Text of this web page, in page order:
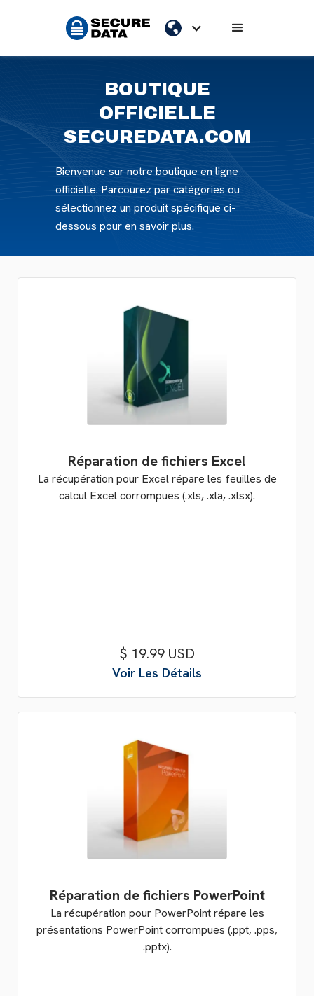
BOUTIQUE
OFFICIELLE
SECUREDATA.COM
Bienvenue sur notre boutique en ligne
officielle. Parcourez par catégories ou
sélectionnez un produit spécifique ci-
dessous pour en savoir plus.
Réparation de fichiers Excel
La récupération pour Excel répare les feuilles de
calcul Excel corrompues (.xls, .xla, .xlsx).
$ 19.99 USD
Voir Les Détails
Réparation de fichiers PowerPoint
La récupération pour PowerPoint répare les
présentations PowerPoint corrompues (.ppt, .pps,
.pptx).